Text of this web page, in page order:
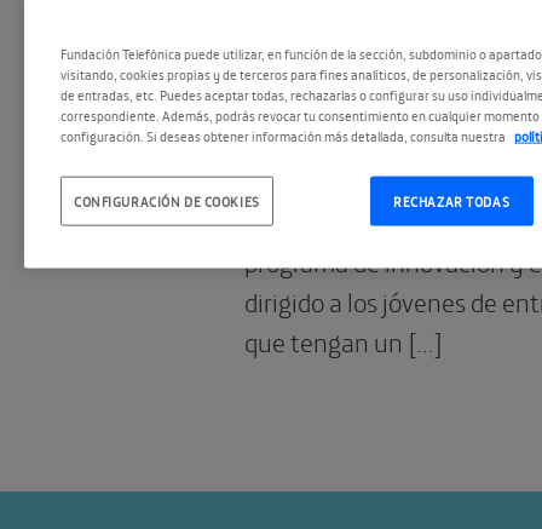
17.10.2012
Think Big
Fundación Telefónica, con
Movistar, lanza Think Big
programa de innovación y
dirigido a los jóvenes de
que tengan un […]
Fundación Telefónica puede utilizar, en función de la sección, subdominio o
visitando, cookies propias y de terceros para fines analíticos, de personalización,
de entradas, etc. Puedes aceptar todas, rechazarlas o configurar su uso
correspondiente. Además, podrás revocar tu consentimiento en cualquier momento
configuración. Si deseas obtener información más detallada, consulta nuestra
RECHAZAR TODAS
CONFIGURACIÓN DE COOKIES